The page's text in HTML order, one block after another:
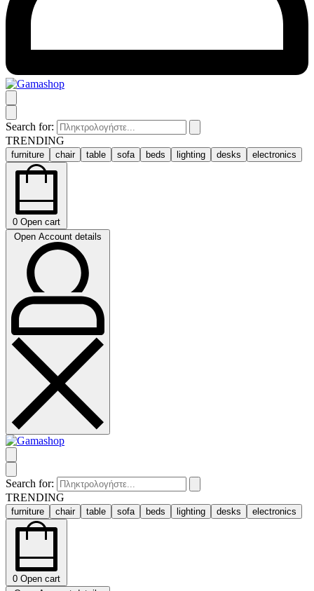
Search for:
TRENDING
furniture chair table sofa beds lighting desks electronics
0 Open cart
Open Account details
Search for:
TRENDING
furniture chair table sofa beds lighting desks electronics
0 Open cart